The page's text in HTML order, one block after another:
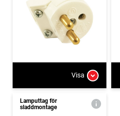
Visa
Lamputtag för
sladdmontage